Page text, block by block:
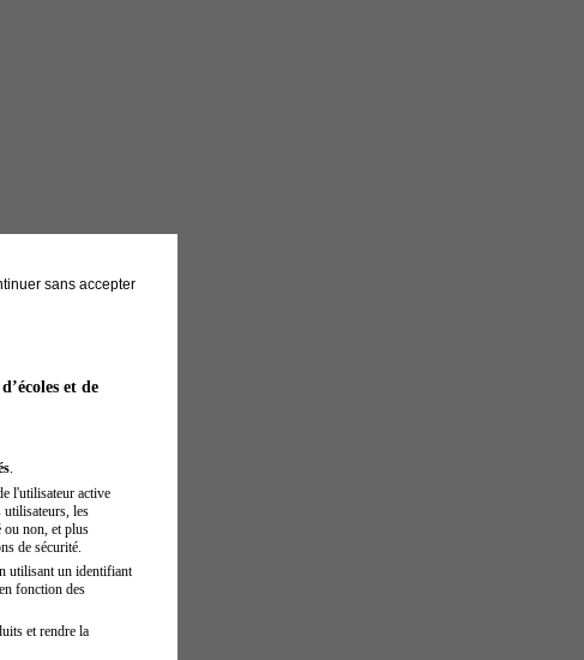
sans accepter
et de
.
l'utilisateur active
utilisateurs, les
ou non, et plus
de sécurité.
utilisant un identifiant
fonction des
et rendre la